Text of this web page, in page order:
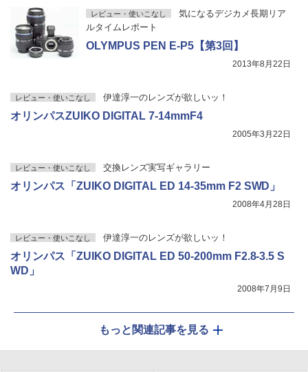
レビュー・使いこなし
気になるデジカメ長期リア
ルタイムレポート
OLYMPUS PEN E-P5【第3回】
2013年8月22日
レビュー・使いこなし 伊達淳一のレンズが欲しいッ！
オリンパスZUIKO DIGITAL 7-14mmF4
2005年3月22日
レビュー・使いこなし 交換レンズ実写ギャラリー
オリンパス「ZUIKO DIGITAL ED 14-35mm F2 SWD」
2008年4月28日
レビュー・使いこなし 伊達淳一のレンズが欲しいッ！
オリンパス「ZUIKO DIGITAL ED 50-200mm F2.8-3.5 S
WD」
2008年7月9日
もっと関連記事を見る